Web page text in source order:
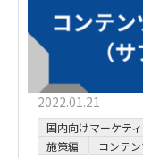
2022.01.21
国内向けマーケテ
施策編
コンテ